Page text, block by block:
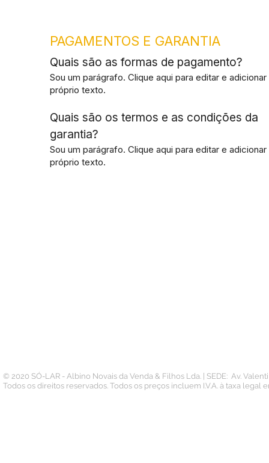
PAGAMENTOS E GARANTIA
Quais são as formas de pagamento?
Sou um parágrafo. Clique aqui para editar e
próprio texto.
Quais são os termos e as condições da
garantia?
Sou um parágrafo. Clique aqui para editar e
próprio texto.
© 2020 SÓ-LAR - Albino Novais da Venda & Filhos Lda. | SEDE: Av.
Todos os direitos reservados. Todos os preços incluem I.V.A. à taxa